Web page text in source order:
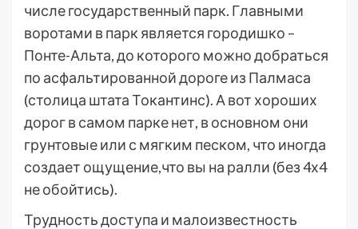
числе государственный парк. Главными
воротами в парк является городишко –
Понте-Альта, до которого можно добраться
по асфальтированной дороге из Палмаса
(столица штата Токантинс). А вот хороших
дорог в самом парке нет, в основном они
грунтовые или с мягким песком, что иногда
создает ощущение,что вы на ралли (без 4х4
не обойтись).
Трудность доступа и малоизвестность